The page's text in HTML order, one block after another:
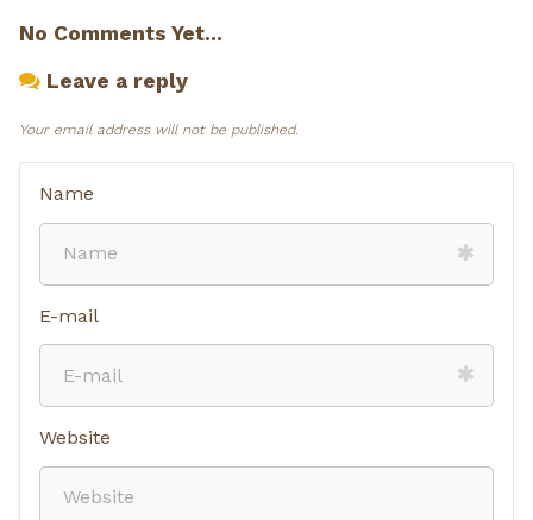
No Comments Yet...
Leave a reply
Your email address will not be published.
Name
E-mail
Website